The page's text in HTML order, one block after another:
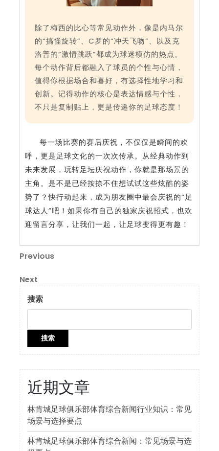
除了梅西的比心等常见动作外，像是内马尔
的“搞怪旋转”、C罗的“冲天飞吻”、以及克
洛普的“激情跳跃”都成为球迷模仿的热点。
每个动作背后都融入了球员的个性与心情，
值得你根据场合和喜好，有选择性地学习和
创新。记得动作的核心是表达情感与个性，
不只是复制贴上，更是传递你的足球态度！
每一场比赛的赛后庆祝，不仅仅是瞬间的欢
呼，更是足球文化的一次次传承。从经典动作到
未来发展，玩转足坛庆祝动作，你就是那场景的
主角。是不是已经按捺不住想试试这些炫酷的姿
势了？快行动起来，成为朋友圈中最会庆祝的“足
球达人”吧！如果你有自己的独家庆祝招式，也欢
迎留言分享，让我们一起，让足球变得更有趣！
文
章
导
航
Previous
Previous
Next
Post
Next
搜索
搜索
近期文章
林肯城足球俱乐部体育综合新闻行业知识：常见
场景与选择要点
林肯城足球俱乐部体育综合新闻：常见场景与选